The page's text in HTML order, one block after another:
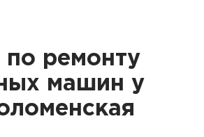
по ремонту
машин у